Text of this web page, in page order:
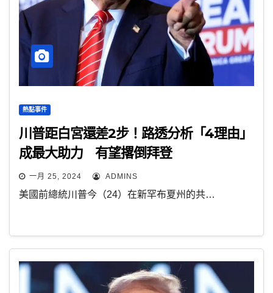
熱點事件
川普距白宮還差2步！路透分析「4理由」
成最大助力 有望撂倒拜登
一月 25, 2024 ADMINS
美國前總統川普今（24）在新罕布夏州的共…